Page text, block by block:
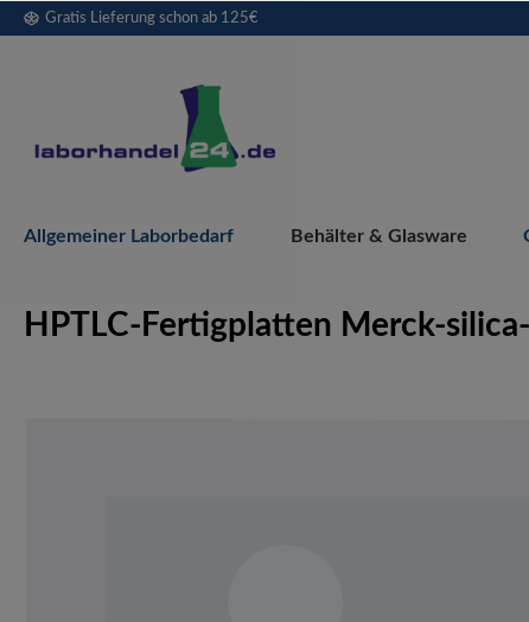
Zur Hauptnavigation springen
Gratis Lieferung schon ab 125€
Allgemeiner Laborbedarf Behälter & Glasware
HPTLC-Fertigplatten Merck-